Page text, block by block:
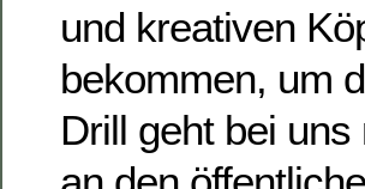
und kreativen
bekommen, um
Drill geht bei